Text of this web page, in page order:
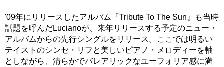
'09年にリリースしたアルバム『Tribute To The Sun』も当時
話題を呼んだLucianoが、来年リリースする予定のニュー・
アルバムからの先行シングルをリリース。ここでは明るい
テイストのシンセ・リフと美しいピアノ・メロディーを軸
としながら、清らかでバレアリックなユーフォリア感に満